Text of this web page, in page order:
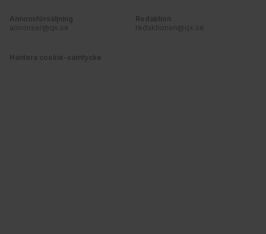
Annonsförsäljning
annonser@qx.se
Redaktion
redaktionen@qx.se
Hantera cookie-samtycke